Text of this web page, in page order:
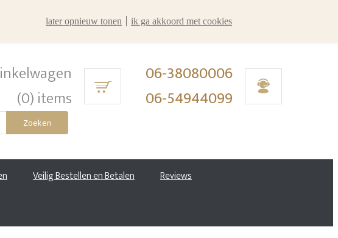
(0) items
06-38080006
06-54944099
Zoeken
Veilig Bestellen en Betalen Reviews
later opnieuw tonen
ik ga akkoord met cookies